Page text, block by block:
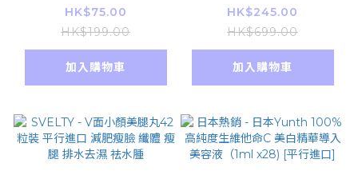
乳/ 黑魚子醬洗發水洗
頭水 旅行裝80ml 平
行進口
HK$75.00
HK$199.00
加入購物車
生維他命C 美白精華
導入美容液（1ml
x28) [平行進口]
HK$245.00
HK$699.00
加入購物車